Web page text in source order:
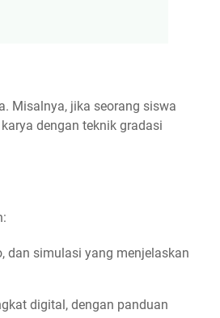
Misalnya, jika seorang siswa
dengan teknik gradasi
dan simulasi yang menjelaskan
digital, dengan panduan